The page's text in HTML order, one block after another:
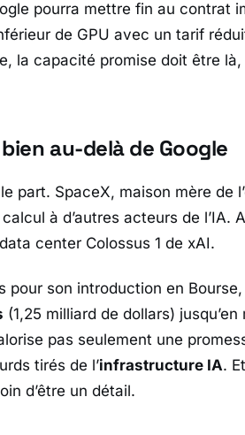
pourra mettre fin au contrat
de GPU avec un tarif
la capacité promise doit être
au-delà de Google
part. SpaceX, maison mère de
à d’autres acteurs de l’IA.
center Colossus 1 de xAI.
pour son introduction en Bourse,
(1,25 milliard de dollars)
pas seulement une
tirés de l’infrastructure IA.
d’être un détail.